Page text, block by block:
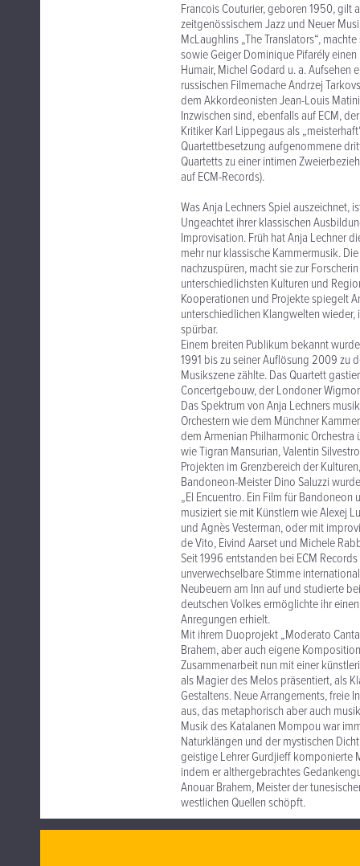
Francois Couturier, geboren 1950, gilt
zeitgenössischem Jazz und Neuer
McLaughlins „The Translators“,
sowie Geiger Dominique Pifarély
Humair, Michel Godard u. a.
russischen Filmemache Andrzej
dem Akkordeonisten Jean-Louis
Inzwischen sind, ebenfalls auf ECM,
Kritiker Karl Lippegaus als
Quartettbesetzung aufgenommene
Quartetts zu einer intimen
auf ECM-Records).
Was Anja Lechners Spiel auszeichnet,
Ungeachtet ihrer klassischen
Improvisation. Früh hat Anja Lechner
mehr nur klassische Kammermusik.
nachzuspüren, macht sie zur
unterschiedlichsten Kulturen und
Kooperationen und Projekte spiegelt
unterschiedlichen Klangwelten
spürbar.
Einem breiten Publikum bekannt
1991 bis zu seiner Auflösung 2009 zu
Musikszene zählte. Das Quartett
Concertgebouw, der Londoner
Das Spektrum von Anja Lechners
Orchestern wie dem Münchner
dem Armenian Philharmonic
wie Tigran Mansurian, Valentin
Projekten im Grenzbereich der
Bandoneon-Meister Dino Saluzzi
„El Encuentro. Ein Film für
musiziert sie mit Künstlern wie Alexej
und Agnès Vesterman, oder mit
de Vito, Eivind Aarset und Michele
Seit 1996 entstanden bei ECM
unverwechselbare Stimme
Neubeuern am Inn auf und studierte
deutschen Volkes ermöglichte ihr
Anregungen erhielt.
Mit ihrem Duoprojekt „Moderato
Brahem, aber auch eigene
Zusammenarbeit nun mit einer
als Magier des Melos präsentiert, als
Gestaltens. Neue Arrangements, freie
aus, das metaphorisch aber auch
Musik des Katalanen Mompou war
Naturklängen und der mystischen
geistige Lehrer Gurdjieff komponierte
indem er althergebrachtes
Anouar Brahem, Meister der
westlichen Quellen schöpft.